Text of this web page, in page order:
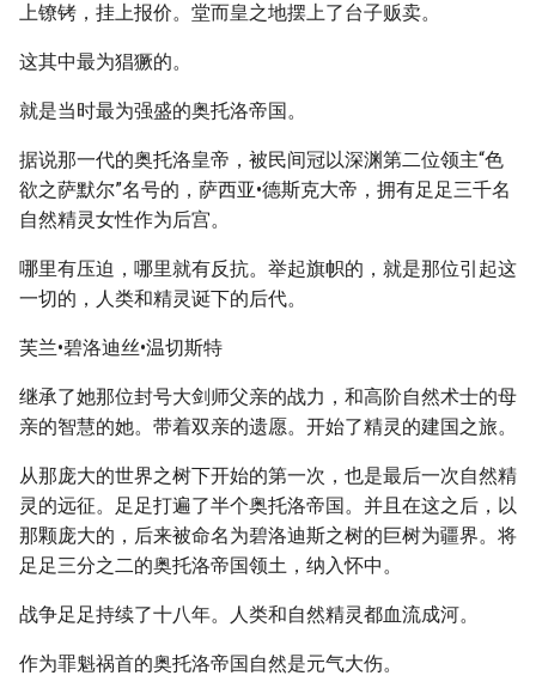
上镣铐，挂上报价。堂而皇之地摆上了台子贩卖。
这其中最为猖獗的。
就是当时最为强盛的奥托洛帝国。
据说那一代的奥托洛皇帝，被民间冠以深渊第二位领主“色
欲之萨默尔”名号的，萨西亚•德斯克大帝，拥有足足三千名
自然精灵女性作为后宫。
哪里有压迫，哪里就有反抗。举起旗帜的，就是那位引起这
一切的，人类和精灵诞下的后代。
芙兰•碧洛迪丝•温切斯特
继承了她那位封号大剑师父亲的战力，和高阶自然术士的母
亲的智慧的她。带着双亲的遗愿。开始了精灵的建国之旅。
从那庞大的世界之树下开始的第一次，也是最后一次自然精
灵的远征。足足打遍了半个奥托洛帝国。并且在这之后，以
那颗庞大的，后来被命名为碧洛迪斯之树的巨树为疆界。将
足足三分之二的奥托洛帝国领土，纳入怀中。
战争足足持续了十八年。人类和自然精灵都血流成河。
作为罪魁祸首的奥托洛帝国自然是元气大伤。